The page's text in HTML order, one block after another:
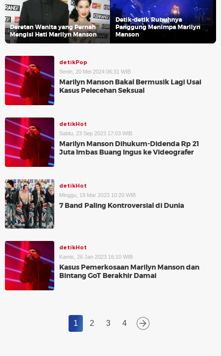
Deretan Wanita yang Pernah
Mengisi Hati Marilyn Manson
Detik-detik Rubuhnya
Panggung Menimpa Marilyn
Manson
detikPop
Senin, 20 Mei 2024 06:31 WIB
Marilyn Manson Bakal Bermusik Lagi Usai
Kasus Pelecehan Seksual
detikHot
Sabtu, 23 Sep 2023 17:03 WIB
Marilyn Manson Dihukum-Didenda Rp 21
Juta Imbas Buang Ingus ke Videografer
detikHot
Minggu, 19 Mar 2023 10:20 WIB
7 Band Paling Kontroversial di Dunia
detikHot
Kamis, 26 Jan 2023 16:10 WIB
Kasus Pemerkosaan Marilyn Manson dan
Bintang GoT Berakhir Damai
1 2 3 4